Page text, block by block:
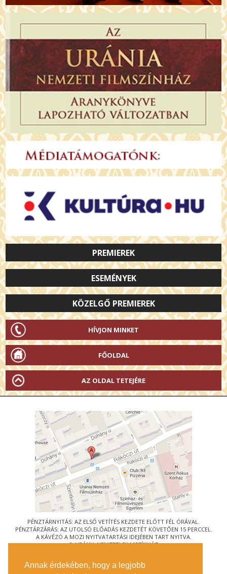
Annak érdekében, hogy a legjobb
PREMIEREK
ESEMÉNYEK
KÖZELGŐ PREMIEREK
HÍVJON MINKET
FŐOLDAL
AZ OLDAL TETEJÉRE
PÉNZTÁRNYITÁS: AZ ELSŐ VETÍTÉS KEZDETE ELŐTT FÉL ÓRÁVAL.
PÉNZTÁRZÁRÁS: AZ UTOLSÓ ELŐADÁS KEZDETÉT KÖVETŐEN 15 PERCCEL.
A KÁVÉZÓ A MOZI NYITVATARTÁSI IDEJÉBEN TART NYITVA.
© URÁNIA NEMZETI FILMSZÍNHÁZ
1088 BUDAPEST, RÁKÓCZI ÚT 21.